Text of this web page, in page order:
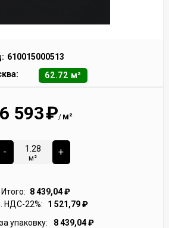
610015000513
62.72 м²
6 593₽/ м²
-
м²
+
Итого: 8 439,04₽
НДС-22%:
1 521,79₽
упаковку:
8 439,04₽